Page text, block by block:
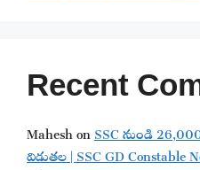
Recent
MaheshonSSC నుండి
విడుతల | SSC GD Constable